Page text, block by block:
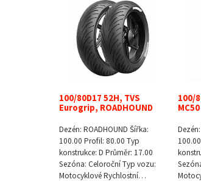
100/80D17 52H, TVS
Eurogrip, ROADHOUND
Dezén: ROADHOUND Šířka:
100.00 Profil: 80.00 Typ
konstrukce: D Průměr: 17.00
Sezóna: Celoroční Typ vozu:
Motocyklové Rychlostní…
100/